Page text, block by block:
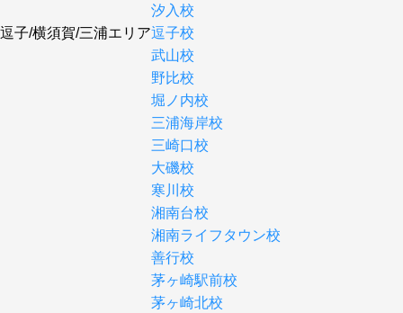
逗子/横須賀/三浦エリア
汐入校
逗子校
武山校
野比校
堀ノ内校
三浦海岸校
三崎口校
大磯校
寒川校
湘南台校
湘南ライフタウン校
善行校
茅ヶ崎駅前校
茅ヶ崎北校